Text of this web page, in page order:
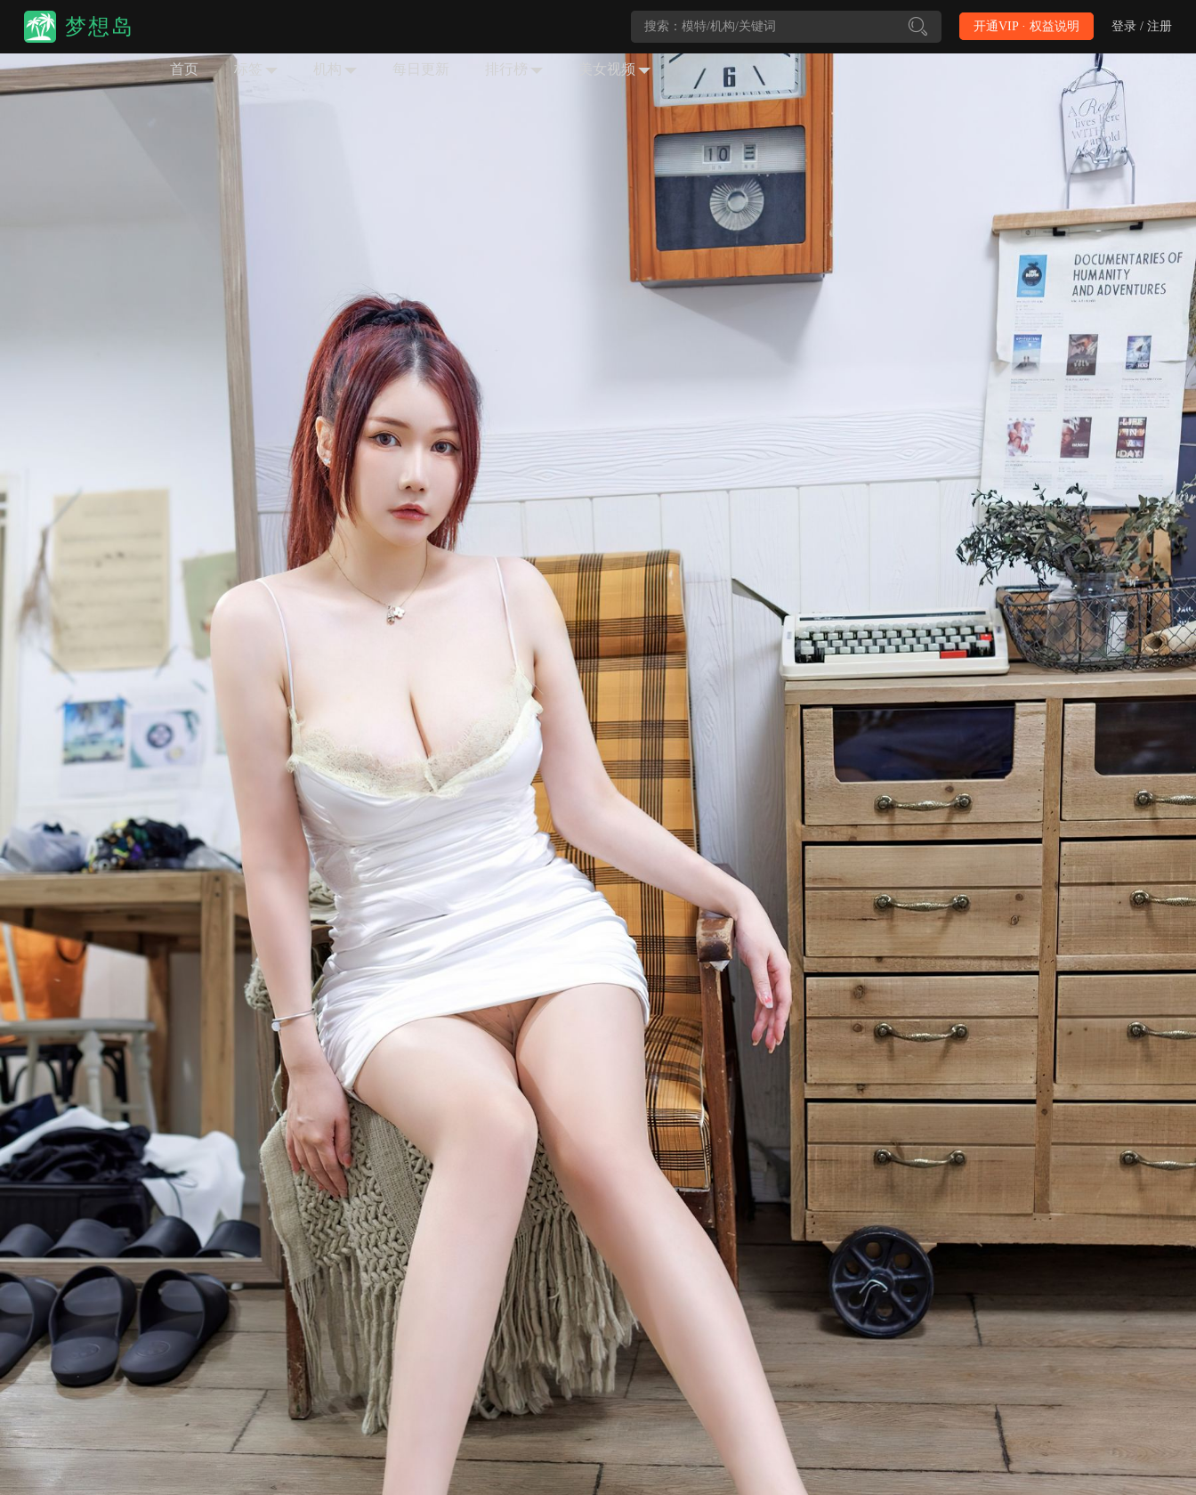
开通VIP · 权益说明 登录 / 注册
梦想岛
首页 标签 机构 每日更新 排行榜 美女视频